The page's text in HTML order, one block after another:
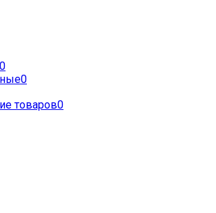
0
0
товаров0